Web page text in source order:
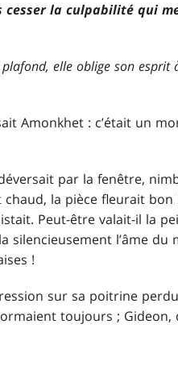
la culpabilité qui
elle oblige son esprit
Amonkhet : c’était un
par la fenêtre,
la pièce fleurait bon
Peut-être valait-il la
silencieusement l’âme
!
sur sa poitrine
toujours ;